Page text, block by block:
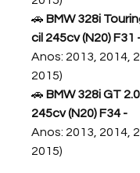
🚗 BMW 328i
cil 245cv (N20) F31
Anos: 2013, 2014,
2015)
🚗 BMW 328i GT
245cv (N20) F34 -
Anos: 2013, 2014,
2015)